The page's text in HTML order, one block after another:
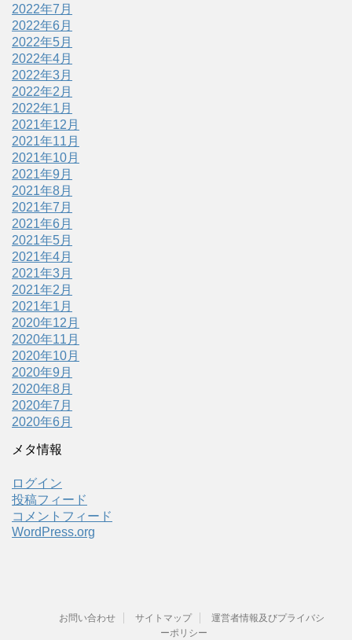
2022年7月
2022年6月
2022年5月
2022年4月
2022年3月
2022年2月
2022年1月
2021年12月
2021年11月
2021年10月
2021年9月
2021年8月
2021年7月
2021年6月
2021年5月
2021年4月
2021年3月
2021年2月
2021年1月
2020年12月
2020年11月
2020年10月
2020年9月
2020年8月
2020年7月
2020年6月
メタ情報
ログイン
投稿フィード
コメントフィード
WordPress.org
お問い合わせ サイトマップ
運営者情報及びプライバシ
ーポリシー